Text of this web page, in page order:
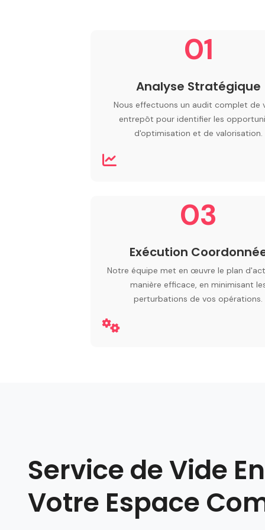
01
Analyse Stratégique
Nous effectuons un audit complet de
entrepôt pour identifier les
d'optimisation et de valorisation.
03
Exécution
Notre équipe met en œuvre le plan
manière efficace, en minimisant
perturbations de vos opérations.
Service de Vide
Votre Espace